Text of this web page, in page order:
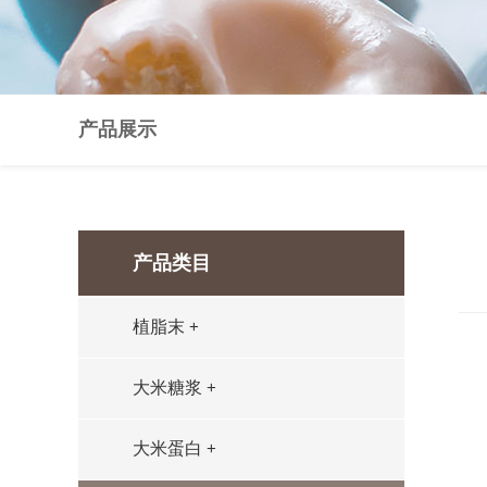
产品展示
产品类目
植脂末 +
大米糖浆 +
大米蛋白 +